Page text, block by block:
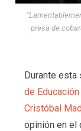
presa de
Durante esta
de Educación
Cristóbal
opinión en el